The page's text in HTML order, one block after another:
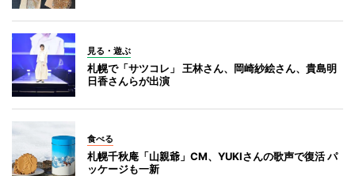
見る・遊ぶ
札幌で「サツコレ」 王林さん、岡崎紗絵さん、貴島明
日香さんらが出演
食べる
札幌千秋庵「山親爺」CM、YUKIさんの歌声で復活 パ
ッケージも一新